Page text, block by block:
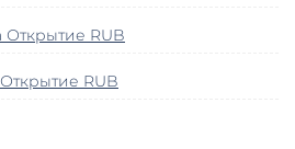
Открытие RUB
RUB